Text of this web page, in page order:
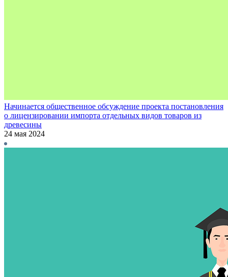
Начинается общественное обсуждение проекта постановления
о лицензировании импорта отдельных видов товаров из
древесины
24 мая 2024